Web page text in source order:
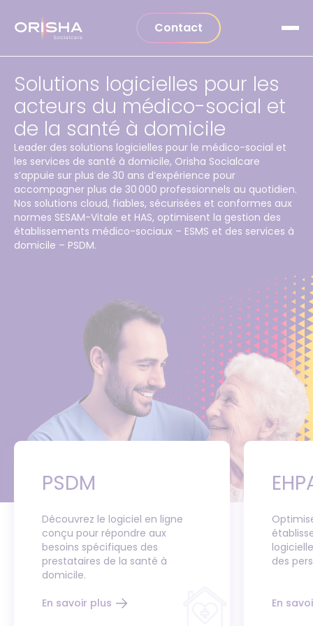
Contact
Solutions logicielles pour les
acteurs du médico-social et
de la santé à domicile
Leader des solutions logicielles pour le médico-social et
les services de santé à domicile, Orisha Socialcare
s’appuie sur plus de 30 ans d’expérience pour
accompagner plus de 30 000 professionnels au quotidien.
Nos solutions cloud, fiables, sécurisées et conformes aux
normes SESAM-Vitale et HAS, optimisent la gestion des
établissements médico-sociaux – ESMS et des services à
domicile – PSDM.
PSDM
Découvrez le logiciel en ligne
conçu pour répondre aux
besoins spécifiques des
prestataires de la santé à
domicile.
En savoir plus
des
En